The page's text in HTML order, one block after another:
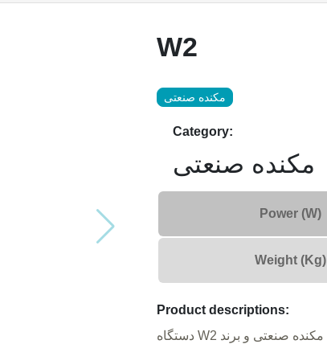
W2
مکنده صنعتی
Category:
مکنده صنعتی
Power (W)
Weight (Kg)
Product descriptions: